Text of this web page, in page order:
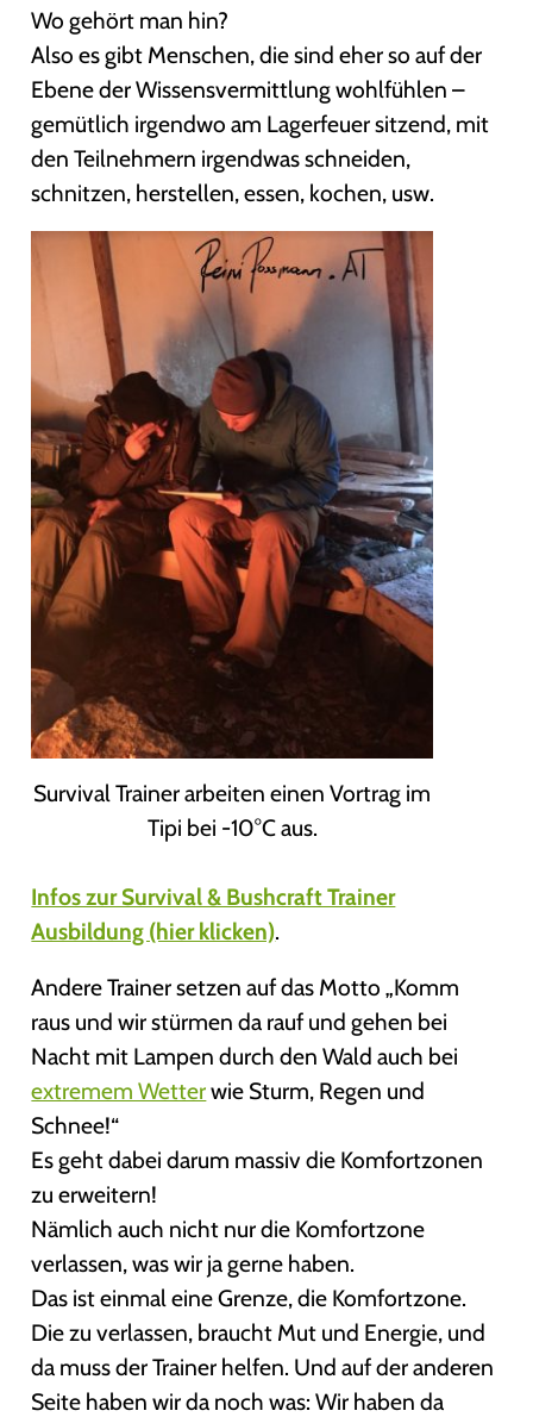
Wo gehört man hin?
Also es gibt Menschen, die sind eher so auf der
Ebene der Wissensvermittlung wohlfühlen –
gemütlich irgendwo am Lagerfeuer sitzend, mit
den Teilnehmern irgendwas schneiden,
schnitzen, herstellen, essen, kochen, usw.
Survival Trainer arbeiten einen Vortrag im
Tipi bei -10°C aus.
Infos zur Survival & Bushcraft Trainer
Ausbildung (hier klicken).
Andere Trainer setzen auf das Motto „Komm
raus und wir stürmen da rauf und gehen bei
Nacht mit Lampen durch den Wald auch bei
extremem Wetterwie Sturm, Regen und
Schnee!“
Es geht dabei darum massiv die Komfortzonen
zu erweitern!
Nämlich auch nicht nur die Komfortzone
verlassen, was wir ja gerne haben.
Das ist einmal eine Grenze, die Komfortzone.
Die zu verlassen, braucht Mut und Energie, und
da muss der Trainer helfen. Und auf der anderen
Seite haben wir da noch was: Wir haben da